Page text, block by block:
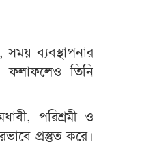
ব্যবস্থাপনার
ফলাফলেও তিনি
পরিশ্রমী ও
প্রস্তুত করে।